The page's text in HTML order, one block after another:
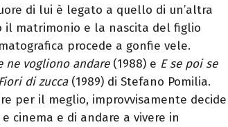
di lui è legato a quello di un’altra
il matrimonio e la nascita del figlio
procede a gonfie vele.
ne vogliono andare(1988) e E se poi se
di zucca(1989) di Stefano Pomilia.
per il meglio, improvvisamente decide
cinema e di andare a vivere in